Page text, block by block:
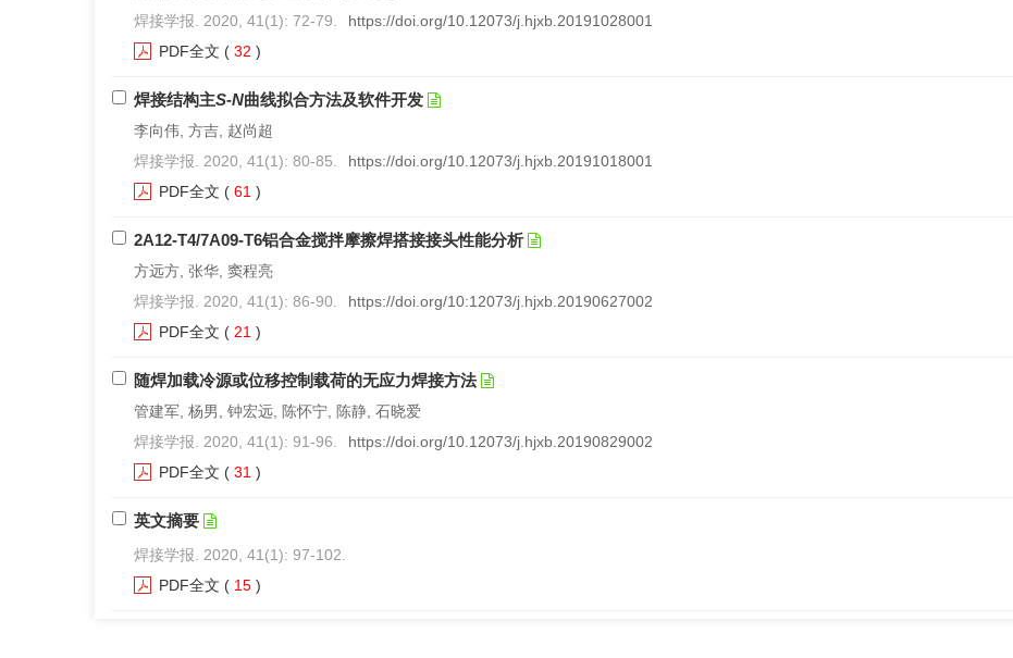
焊接学报. 2020, 41(1): 72-79.
https://doi.org/10.12073/j.hjxb.20191028001
PDF全文 ( 32 )
焊接结构主S-N曲线拟合方法及软件开发
李向伟, 方吉, 赵尚超
焊接学报. 2020, 41(1): 80-85.
https://doi.org/10.12073/j.hjxb.20191018001
PDF全文 ( 61 )
2A12-T4/7A09-T6铝合金搅拌摩擦焊搭接接头性能分析
方远方, 张华, 窦程亮
焊接学报. 2020, 41(1): 86-90.
https://doi.org/10:12073/j.hjxb.20190627002
PDF全文 ( 21 )
随焊加载冷源或位移控制载荷的无应力焊接方法
管建军, 杨男, 钟宏远, 陈怀宁, 陈静, 石晓爱
焊接学报. 2020, 41(1): 91-96.
https://doi.org/10.12073/j.hjxb.20190829002
PDF全文 ( 31 )
英文摘要
焊接学报. 2020, 41(1): 97-102.
PDF全文 ( 15 )